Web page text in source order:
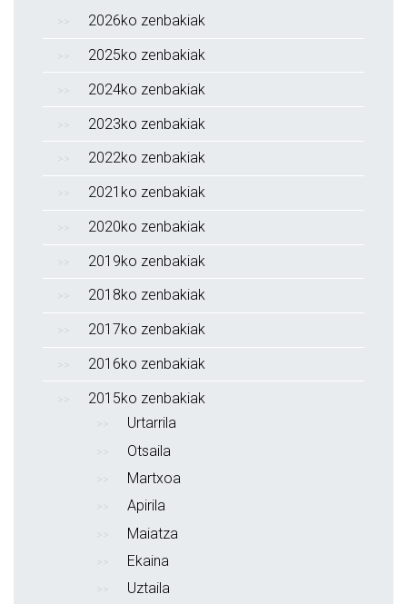
2026ko zenbakiak
2025ko zenbakiak
2024ko zenbakiak
2023ko zenbakiak
2022ko zenbakiak
2021ko zenbakiak
2020ko zenbakiak
2019ko zenbakiak
2018ko zenbakiak
2017ko zenbakiak
2016ko zenbakiak
2015ko zenbakiak
Urtarrila
Otsaila
Martxoa
Apirila
Maiatza
Ekaina
Uztaila